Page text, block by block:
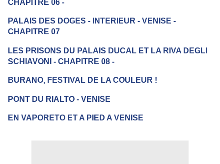
CHAPITRE 06 -
PALAIS DES DOGES - INTERIEUR - VENISE -
CHAPITRE 07
LES PRISONS DU PALAIS DUCAL ET LA RIVA DEGLI
SCHIAVONI - CHAPITRE 08 -
BURANO, FESTIVAL DE LA COULEUR !
PONT DU RIALTO - VENISE
EN VAPORETO ET A PIED A VENISE